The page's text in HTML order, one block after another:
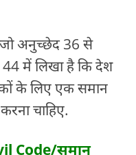
(जो अनुच्छेद 36 से
में लिखा है कि देश
के लिए एक समान
चाहिए.
Code/समान